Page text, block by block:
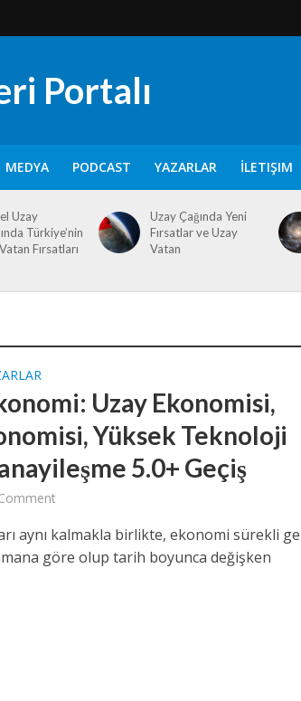
Portalı
MEDYA PODCAST YAZARLAR İLETIŞIM
Uzay
Türkiye’nin
Fırsatları
Uzay Çağında Yeni
Fırsatlar ve Uzay
Vatan
Uzay Ekonomisi,
Yüksek Teknoloji
5.0+ Geçiş
aynı kalmakla birlikte, ekonomi sürekli
göre olup tarih boyunca değişken